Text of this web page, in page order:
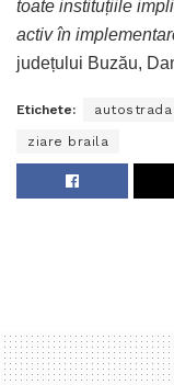
toate instituțiile
activ în
județului Buzău,
Etichete: autostrada
ziare braila